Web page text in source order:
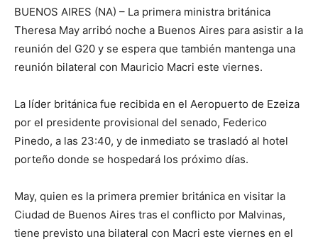
BUENOS AIRES (NA) – La primera ministra británica
Theresa May arribó noche a Buenos Aires para asistir a la
reunión del G20 y se espera que también mantenga una
reunión bilateral con Mauricio Macri este viernes.
La líder británica fue recibida en el Aeropuerto de Ezeiza
por el presidente provisional del senado, Federico
Pinedo, a las 23:40, y de inmediato se trasladó al hotel
porteño donde se hospedará los próximo días.
May, quien es la primera premier británica en visitar la
Ciudad de Buenos Aires tras el conflicto por Malvinas,
tiene previsto una bilateral con Macri este viernes en el